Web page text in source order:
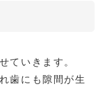
ていきます。
歯にも隙間が生